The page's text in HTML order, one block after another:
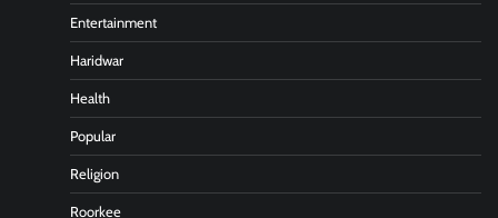
Entertainment
Haridwar
Health
Popular
Religion
Roorkee